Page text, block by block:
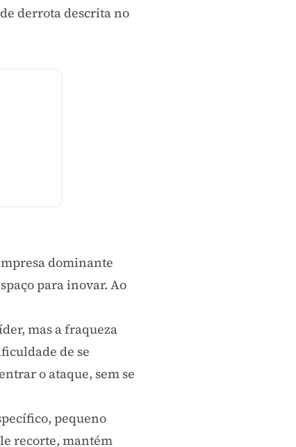
derrota descrita no
dominante
para inovar. Ao
mas a fraqueza
de se
o ataque, sem se
pequeno
recorte, mantém